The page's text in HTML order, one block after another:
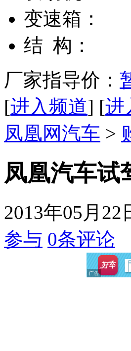
变速箱：
结 构：
厂家指导价：
[进入频道] [进
凤凰网汽车 >
凤凰汽车试
2013年05月22
参与 0条评论